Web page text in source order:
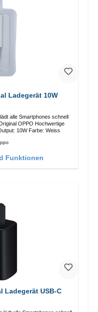
Ladegerät 10W
alle Smartphones schnell
Hochwertige
Verarbeitung Anschlüsse: USB-A Output: 10W Farbe: Weiss
Funktionen
Ladegerät USB-C